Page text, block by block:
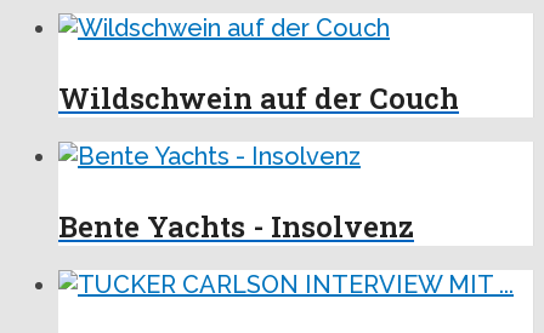
Wildschwein auf der Couch
Bente Yachts - Insolvenz